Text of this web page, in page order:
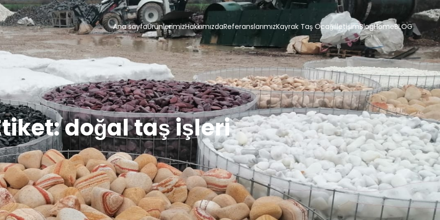
Ana sayfaÜrünlerimizHakkımızdaReferanslarımızKayrak Taş OcağıİletişimBlogHomeBLOG
doğal taş işleri